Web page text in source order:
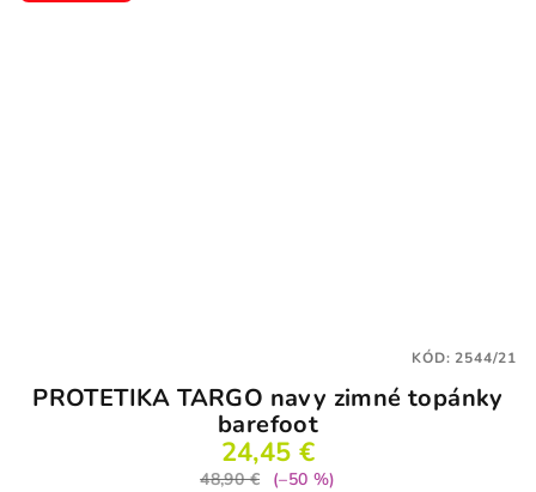
PROTETIKA TARGO navy zimné topánky
barefoot
24,45 €
48,90 €
(–50 %)
KÓD:2544/21